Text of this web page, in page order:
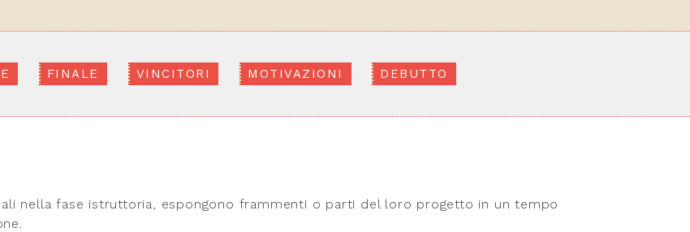
FINALE VINCITORI MOTIVAZIONI DEBUTTO
nella fase istruttoria, espongono frammenti o parti del loro progetto in un tempo